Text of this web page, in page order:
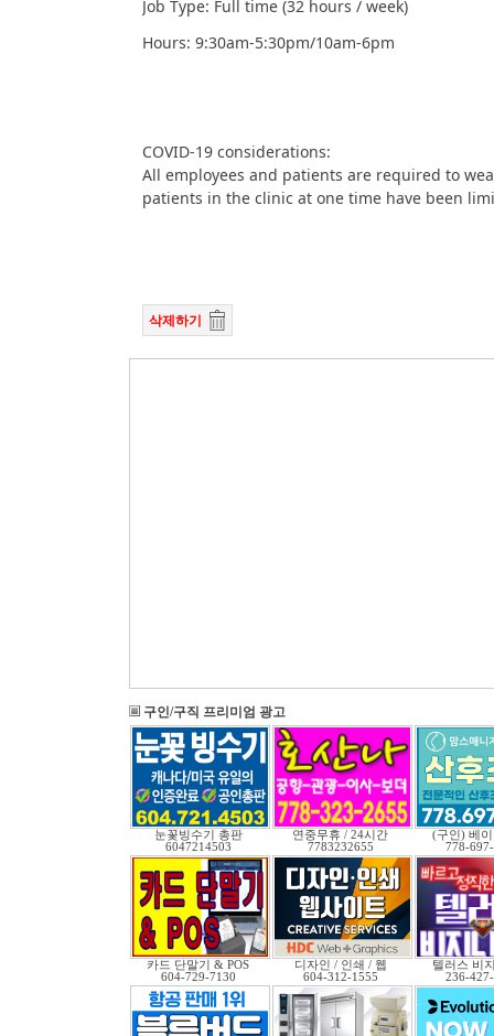
Job Type: Full time (32 hours / week)
Hours: 9:30am-5:30pm/10am-6pm
COVID-19 considerations:
All employees and patients are required to
patients in the clinic at one time have been
삭제하기
구인/구직 프리미엄 광고
눈꽃빙수기 총판
6047214503
연중무휴 / 24시간
7783232655
(구인) 베
778-
카드 단말기 & POS
604-729-7130
디자인 / 인쇄 / 웹
604-312-1555
텔러스 비
236-